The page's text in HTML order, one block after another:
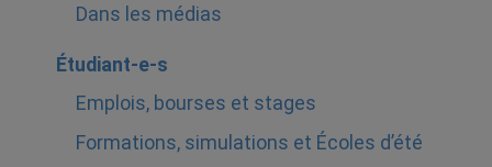
Dans les médias
Étudiant-e-s
Emplois, bourses et stages
Formations, simulations et Écoles d’été